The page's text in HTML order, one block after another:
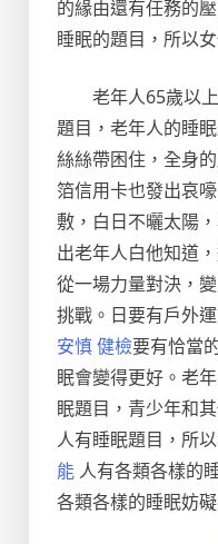
的緣由還有任務的
睡眠的題目，所以
老年人65歲以
題目，老年人的睡
絲絲帶困住，全身
箔信用卡也發出哀
敷，白日不曬太陽
出老年人白他知道
從一場力量對決，
挑戰。日要有戶外
安慎 健檢要有恰當
眠會變得更好。老
眠題目，青少年和
人有睡眠題目，所
能 人有各類各樣的
各類各樣的睡眠妨